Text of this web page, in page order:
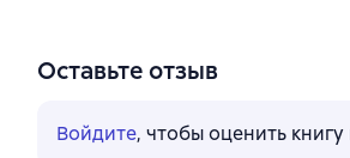
Оставьте отзыв
Войдите, чтобы оценить книгу